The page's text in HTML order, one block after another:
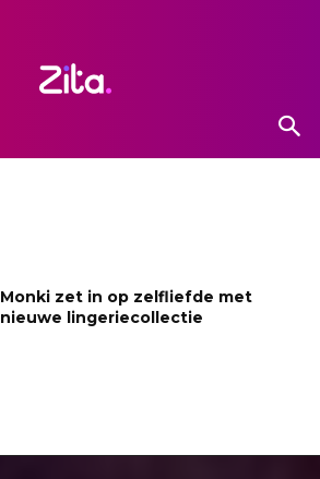
Monki zet in op zelfliefde met
nieuwe lingeriecollectie